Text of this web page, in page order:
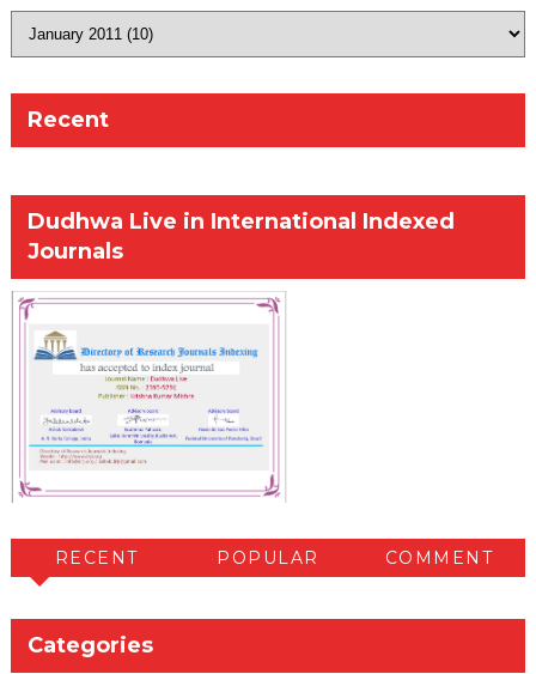
Recent
Dudhwa Live in International Indexed
Journals
RECENT POPULAR COMMENT
Categories